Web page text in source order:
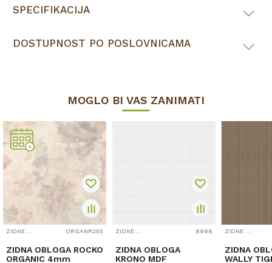
SPECIFIKACIJA
DOSTUPNOST PO POSLOVNICAMA
MOGLO BI VAS ZANIMATI
ORGANR255
ZIDNA OBLOGA ROCKO
ORGANIC 4mm
8996
ZIDNA OBLOGA
KRONO MDF
ZIDNA
WALLY